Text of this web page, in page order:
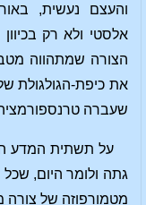
והעצם נעשית,
אלסטי ולא רק
הצורה שמתהווה
את כיפת-הגולגולת
שעברה
על תשתית המדע
גתה ולומר היום,
מטמורפוזה של צורה